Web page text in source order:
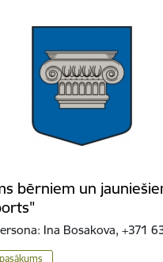
bērniem un
Ina Bosakova, +371